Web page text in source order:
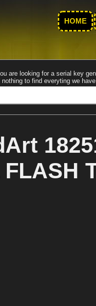
HOME
are looking for a serial key
nothing to find everyting we